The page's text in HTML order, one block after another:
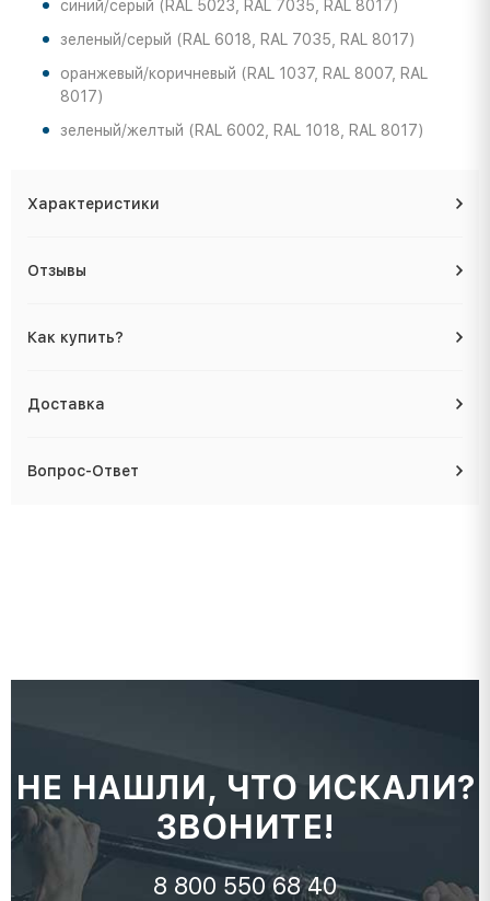
синий/серый (RAL 5023, RAL 7035, RAL 8017)
зеленый/серый (RAL 6018, RAL 7035, RAL 8017)
оранжевый/коричневый (RAL 1037, RAL 8007, RAL
8017)
зеленый/желтый (RAL 6002, RAL 1018, RAL 8017)
Характеристики
Отзывы
Как купить?
Доставка
Вопрос-Ответ
НЕ НАШЛИ, ЧТО ИСКАЛИ?
ЗВОНИТЕ!
8 800 550 68 40